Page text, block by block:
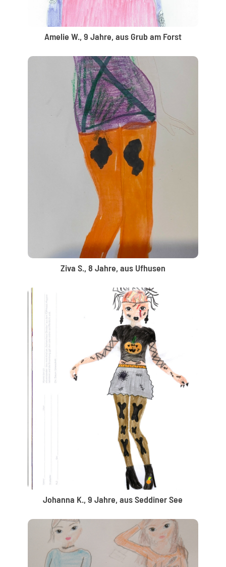
Amelie W., 9 Jahre, aus Grub am Forst
Ziva S., 8 Jahre, aus Ufhusen
Johanna K., 9 Jahre, aus Seddiner See